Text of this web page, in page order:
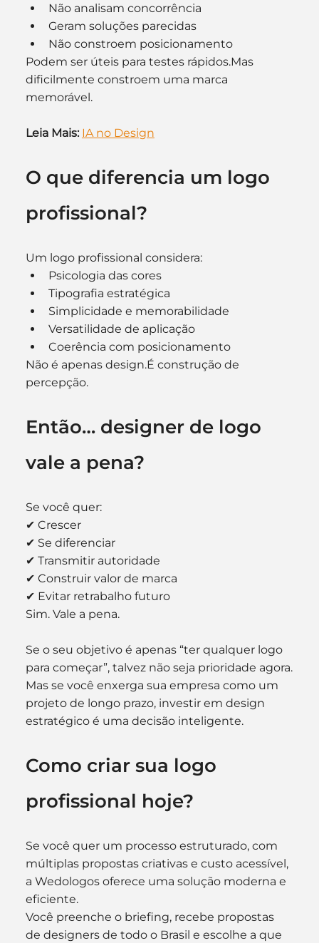
Não analisam concorrência
Geram soluções parecidas
Não constroem posicionamento
Podem ser úteis para testes rápidos.Mas
dificilmente constroem uma marca
memorável.
Leia Mais: IA no Design
O que diferencia um logo
profissional?
Um logo profissional considera:
Psicologia das cores
Tipografia estratégica
Simplicidade e memorabilidade
Versatilidade de aplicação
Coerência com posicionamento
Não é apenas design.É construção de
percepção.
Então… designer de logo
vale a pena?
Se você quer:
✔ Crescer
✔ Se diferenciar
✔ Transmitir autoridade
✔ Construir valor de marca
✔ Evitar retrabalho futuro
Sim. Vale a pena.
Se o seu objetivo é apenas “ter qualquer logo
para começar”, talvez não seja prioridade agora.
Mas se você enxerga sua empresa como um
projeto de longo prazo, investir em design
estratégico é uma decisão inteligente.
Como criar sua logo
profissional hoje?
Se você quer um processo estruturado, com
múltiplas propostas criativas e custo acessível,
a Wedologos oferece uma solução moderna e
eficiente.
Você preenche o briefing, recebe propostas
de designers de todo o Brasil e escolhe a que